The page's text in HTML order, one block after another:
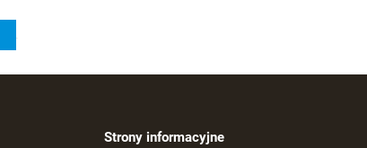
Strony informacyjne